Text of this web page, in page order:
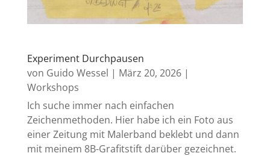
Experiment Durchpausen
von Guido Wessel | März 20, 2026|
Workshops
Ich suche immer nach einfachen
Zeichenmethoden. Hier habe ich ein Foto aus
einer Zeitung mit Malerband beklebt und dann
mit meinem 8B-Grafitstift darüber gezeichnet.